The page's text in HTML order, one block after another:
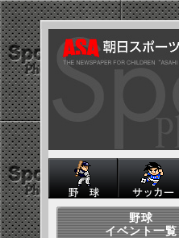
野球
イベント一覧